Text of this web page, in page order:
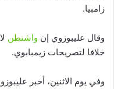
زامبيا.
وقال عليبوزوي إن واشنطن
خلافا لتصريحات زيمبابوي.
وفي يوم الاثنين، أخبر